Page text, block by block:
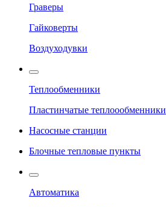
Граверы
Гайковерты
Воздуходувки
Теплообменники
Пластинчатые теплоообменники
Насосные станции
Блочные тепловые пункты
Автоматика